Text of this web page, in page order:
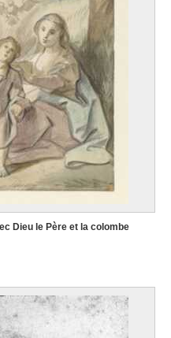
Dieu le Père et la colombe